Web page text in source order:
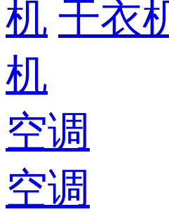
机 干衣
机
空调
空调